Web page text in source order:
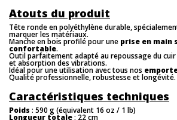
Atouts du produit
Tête ronde en polyéthylène durable,
marquer les matériaux.
Manche en bois profilé pour une prise en main
confortable.
Outil parfaitement adapté au repoussage du
et absorption des vibrations.
Idéal pour une utilisation avec tous nos
Qualité professionnelle, robustesse et longévité.
Caractéristiques techniques
Poids : 590 g (équivalent 16 oz / 1 lb)
Longueur totale: 22 cm